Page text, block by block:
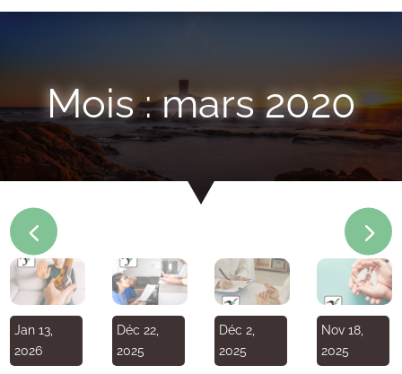
Mois :mars 2020
Jan 13,
2026
Déc 22,
2025
Déc 2,
2025
Nov 18,
2025